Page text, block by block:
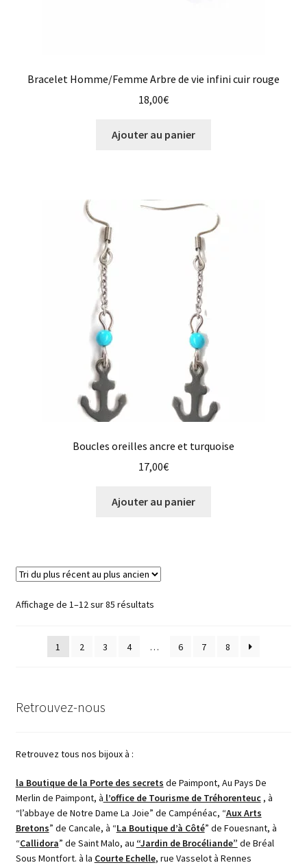
Bracelet Homme/Femme Arbre de vie infini cuir rouge
18,00€
Ajouter au panier
Boucles oreilles ancre et turquoise
17,00€
Ajouter au panier
Affichage de 1–12 sur 85 résultatsTrié
récent
1 2 3 4 … 6 7 8
Retrouvez-nous
Retrouvez tous nos bijoux à :
la Boutique de la Porte des secrets de Paimpont, Au Pays De
Merlin de Paimpont, à l’office de Tourisme de Tréhorenteuc, à
“l’abbaye de Notre Dame La Joie” de Campénéac, “Aux Arts
Bretons” de Cancale, à “La Boutique d’à Côté” de Fouesnant, à
“Callidora” de Saint Malo, au “Jardin de Brocéliande” de Bréal
Sous Montfort. à la Courte Echelle, rue Vasselot à Rennes